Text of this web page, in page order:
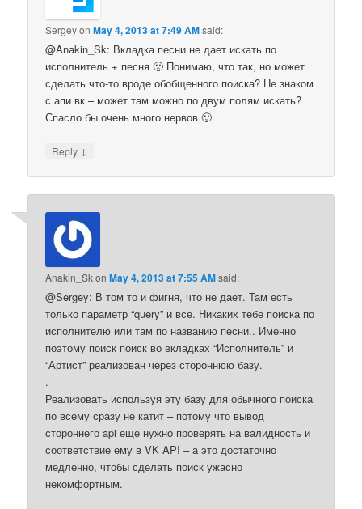
SergeyonMay 4, 2013 at 7:49 AMsaid:
@Anakin_Sk: Вкладка песни не дает искать по
исполнитель + песня 🙁 Понимаю, что так, но может
сделать что-то вроде обобщенного поиска? Не знаком
с апи вк – может там можно по двум полям искать?
Спасло бы очень много нервов 🙂
Reply ↓
Anakin_SkonMay 4, 2013 at 7:55 AMsaid:
@Sergey: В том то и фигня, что не дает. Там есть
только параметр “query” и все. Никаких тебе поиска по
исполнителю или там по названию песни.. Именно
поэтому поиск поиск во вкладках “Исполнитель” и
“Артист” реализован через стороннюю базу.
.
Реализовать используя эту базу для обычного поиска
по всему сразу не катит – потому что вывод
стороннего api еще нужно проверять на валидность и
соответствие ему в VK API – а это достаточно
медленно, чтобы сделать поиск ужасно
некомфортным.